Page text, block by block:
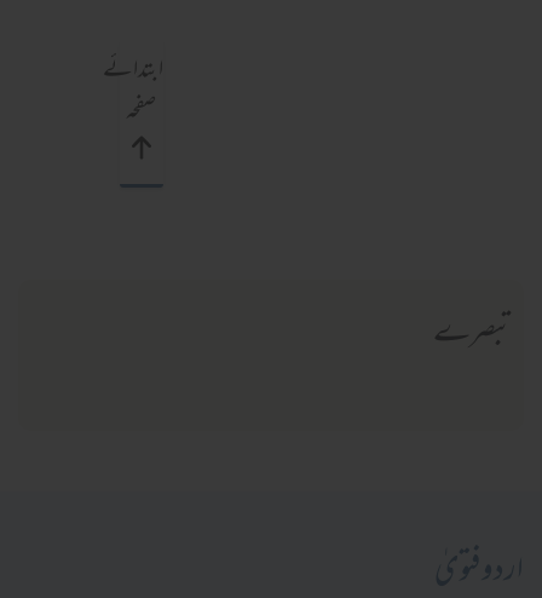
ابتدائے
صفحہ
تبصرے